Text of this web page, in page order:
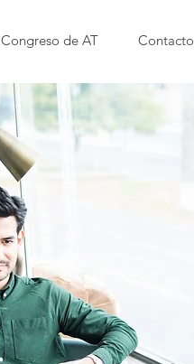
Congreso de AT Contacto